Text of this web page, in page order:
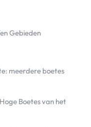
Gebieden
meerdere boetes
Boetes van het